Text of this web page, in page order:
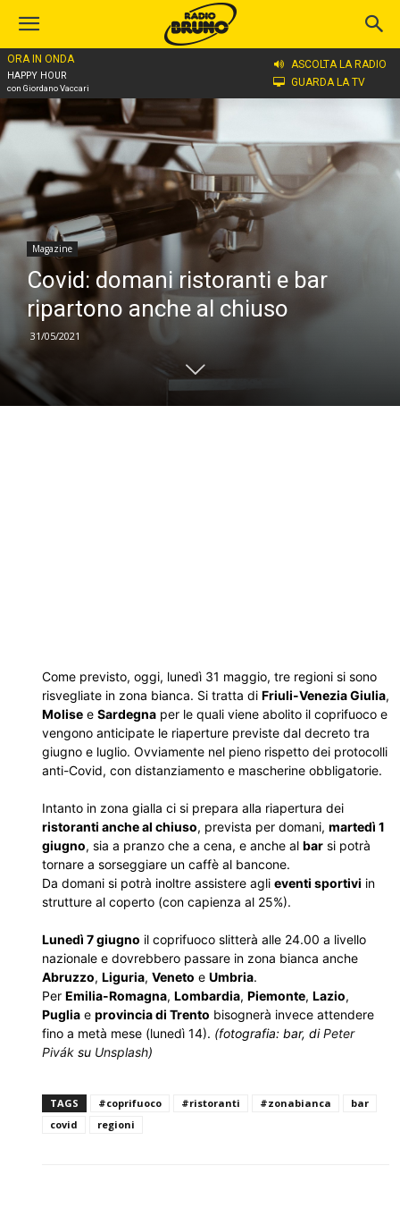
ORA IN ONDA
HAPPY HOUR
con Giordano Vaccari
ASCOLTA LA RADIO
GUARDA LA TV
Home
Magazine
Covid: domani ristoranti e bar
ripartono anche al chiuso
31/05/2021
Come previsto, oggi, lunedì 31 maggio, tre regioni si sono
risvegliate in zona bianca. Si tratta di Friuli-Venezia Giulia,
Molise e Sardegna per le quali viene abolito il coprifuoco e
vengono anticipate le riaperture previste dal decreto tra
giugno e luglio. Ovviamente nel pieno rispetto dei protocolli
anti-Covid, con distanziamento e mascherine obbligatorie.
Intanto in zona gialla ci si prepara alla riapertura dei
ristoranti anche al chiuso, prevista per domani, martedì 1
giugno, sia a pranzo che a cena, e anche al bar si potrà
tornare a sorseggiare un caffè al bancone.
Da domani si potrà inoltre assistere agli eventi sportivi in
strutture al coperto (con capienza al 25%).
Lunedì 7 giugno il coprifuoco slitterà alle 24.00 a livello
nazionale e dovrebbero passare in zona bianca anche
Abruzzo, Liguria, Veneto e Umbria.
Per Emilia-Romagna, Lombardia, Piemonte, Lazio,
Puglia e provincia di Trento bisognerà invece attendere
fino a metà mese (lunedì 14). (fotografia: bar, diPeter
Pivák su Unsplash)
TAGS #coprifuoco #ristoranti #zonabianca
bar
covid
regioni